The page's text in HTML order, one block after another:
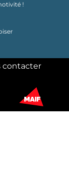
!
contacter